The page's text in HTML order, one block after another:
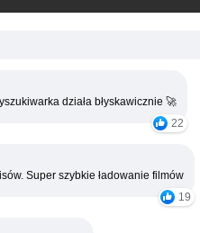
działa błyskawicznie 🚀
22
Super szybkie ładowanie filmów
19